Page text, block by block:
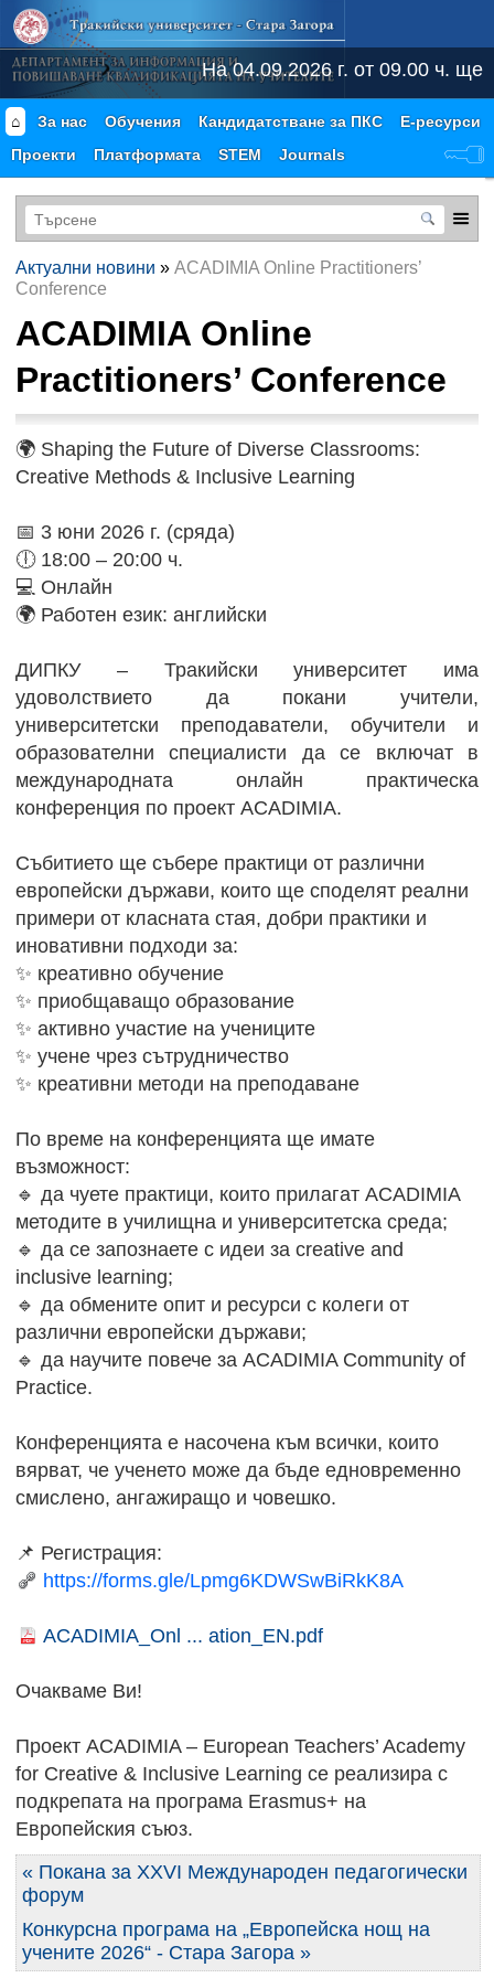
На 04.09.2026 г. от 09.00 ч. ще
⌂ За нас Обучения Кандидатстване за ПКС
Е-ресурси
Проекти
Платформата STEM Journals
Актуални новини » ACADIMIA Online Practitioners’
Conference
ACADIMIA Online
Practitioners’ Conference
🌍 Shaping the Future of Diverse Classrooms:
Creative Methods & Inclusive Learning
📅 3 юни 2026 г. (сряда)
🕕 18:00 – 20:00 ч.
💻 Онлайн
🌍 Работен език: английски
ДИПКУ – Тракийски университет има
удоволствието да покани учители,
университетски преподаватели, обучители и
образователни специалисти да се включат в
международната онлайн практическа
конференция по проект ACADIMIA.
Събитието ще събере практици от различни
европейски държави, които ще споделят реални
примери от класната стая, добри практики и
иновативни подходи за:
✨ креативно обучение
✨ приобщаващо образование
✨ активно участие на учениците
✨ учене чрез сътрудничество
✨ креативни методи на преподаване
По време на конференцията ще имате
възможност:
🔹 да чуете практици, които прилагат ACADIMIA
методите в училищна и университетска среда;
🔹 да се запознаете с идеи за creative and
inclusive learning;
🔹 да обмените опит и ресурси с колеги от
различни европейски държави;
🔹 да научите повече за ACADIMIA Community of
Practice.
Конференцията е насочена към всички, които
вярват, че ученето може да бъде едновременно
смислено, ангажиращо и човешко.
📌 Регистрация:
https://forms.gle/Lpmg6KDWSwBiRkK8A
ACADIMIA_Onl ... ation_EN.pdf
Очакваме Ви!
Проект ACADIMIA – European Teachers’ Academy
for Creative & Inclusive Learning се реализира с
подкрепата на програма Erasmus+ на
Европейския съюз.
« Покана за XXVI Международен педагогически
форум
Конкурсна програма на „Европейска нощ на
учените 2026“ - Стара Загора »